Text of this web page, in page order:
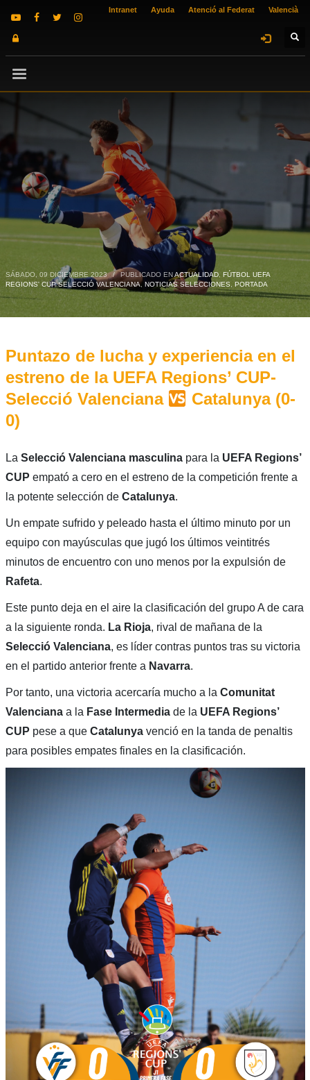
Intranet Ayuda Atenció al Federat Valencià
SÁBADO, 09 DICIEMBRE 2023 / PUBLICADO ENACTUALIDAD, FÚTBOL UEFA
REGIONS' CUP SELECCIÓ VALENCIANA, NOTICIAS SELECCIONES, PORTADA
Puntazo de lucha y experiencia en el
estreno de la UEFA Regions’ CUP-
Selecció Valenciana
Catalunya (0-
0)
La Selecció Valenciana masculina para la UEFA Regions’
CUP empató a cero en el estreno de la competición frente a
la potente selección de Catalunya.
Un empate sufrido y peleado hasta el último minuto por un
equipo con mayúsculas que jugó los últimos veintitrés
minutos de encuentro con uno menos por la expulsión de
Rafeta.
Este punto deja en el aire la clasificación del grupo A de cara
a la siguiente ronda. La Rioja, rival de mañana de la
Selecció Valenciana, es líder contras puntos tras su victoria
en el partido anterior frente a Navarra.
Por tanto, una victoria acercaría mucho a la Comunitat
Valencianaa la Fase Intermediade la UEFA Regions’
CUP pese a que Catalunyavenció en la tanda de penaltis
para posibles empates finales en la clasificación.